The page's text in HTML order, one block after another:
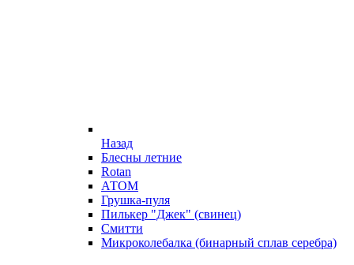
Назад
Блесны летние
Rotan
АТОМ
Грушка-пуля
Пилькер "Джек" (свинец)
Смитти
Микроколебалка (бинарный сплав серебра)